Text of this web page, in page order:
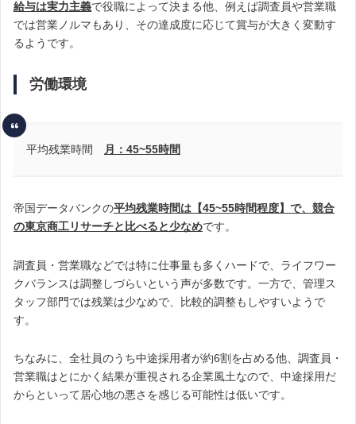
給与は実力主義で役職によって決まる他、例えば調査員や営業職
では営業ノルマもあり、その達成度に応じて賞与が大きく変動す
るようです。
労働環境
平均残業時間 月：45~55時間
帝国データバンクの平均残業時間は【45~55時間程度】で、競合
の東京商工リサーチと比べると少なめです。
調査員・営業職などでは特に仕事量も多くハードで、ライフワー
クバランスは調整しづらいという声が多数です。一方で、管理ス
タッフ部門では残業は少なめで、比較的調整もしやすいようで
す。
ちなみに、全社員のうち中途採用者が約6割を占める他、調査員・
営業職はとにかく結果が重視される企業風土なので、中途採用だ
からといって居心地の悪さを感じる可能性は低いです。